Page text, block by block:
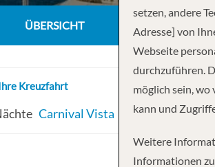
ÜBERSICHT
Kreuzfahrt
Carnival Vista
setzen, andere
Adresse] von
Webseite
durchzuführen.
möglich sein,
kann und
Weitere
Informationen